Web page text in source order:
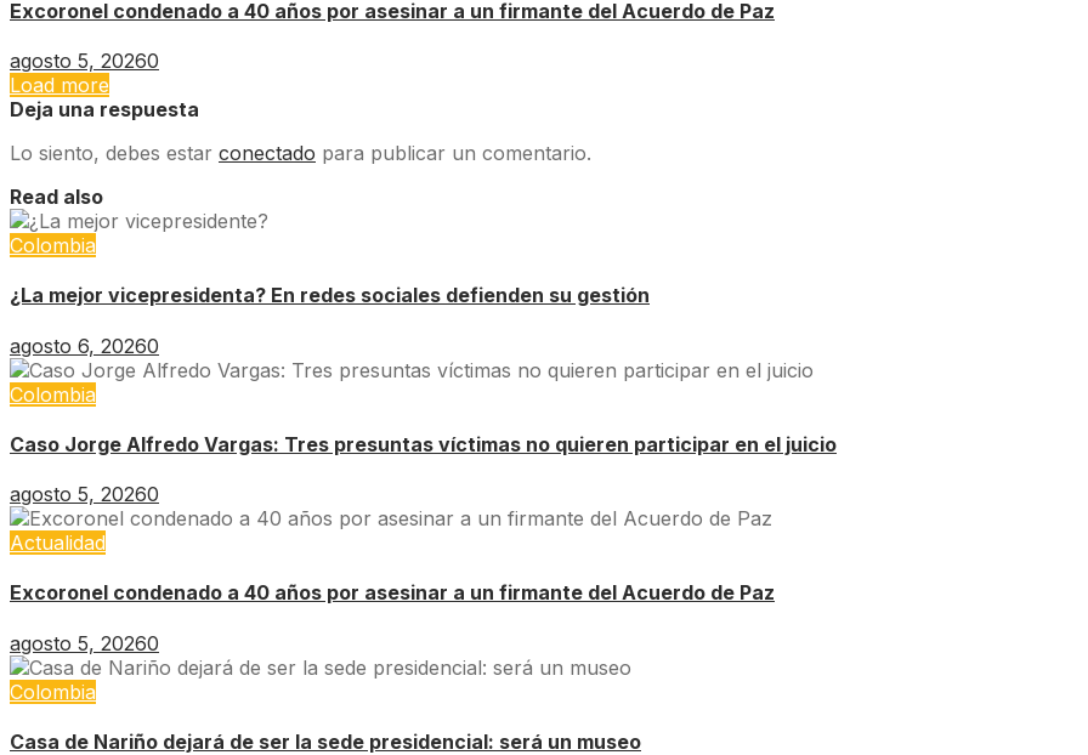
Excoronel condenado a 40 años por asesinar a un firmante del Acuerdo de Paz
agosto 5, 20260
Load more
Deja una respuesta
Lo siento, debes estar conectado para publicar un comentario.
Read also
Colombia
¿La mejor vicepresidenta? En redes sociales defienden su gestión
agosto 6, 20260
Colombia
Caso Jorge Alfredo Vargas: Tres presuntas víctimas no quieren participar en el juicio
agosto 5, 20260
Actualidad
Excoronel condenado a 40 años por asesinar a un firmante del Acuerdo de Paz
agosto 5, 20260
Colombia
Casa de Nariño dejará de ser la sede presidencial: será un museo